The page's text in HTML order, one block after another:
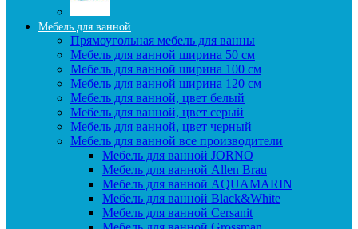
Мебель для ванной
Прямоугольная мебель для ванны
Мебель для ванной ширина 50 см
Мебель для ванной ширина 100 см
Мебель для ванной ширина 120 см
Мебель для ванной, цвет белый
Мебель для ванной, цвет серый
Мебель для ванной, цвет черный
Мебель для ванной все производители
Мебель для ванной JORNO
Мебель для ванной Allen Brau
Мебель для ванной AQUAMARIN
Мебель для ванной Black&White
Мебель для ванной Cersanit